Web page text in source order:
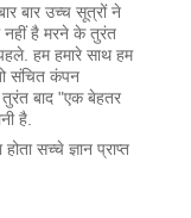
बार उच्च सूत्रों ने
नहीं है मरने के तुरंत
हम हमारे साथ हम
संचित कंपन
बाद "एक बेहतर
है.
सच्चे ज्ञान प्राप्त